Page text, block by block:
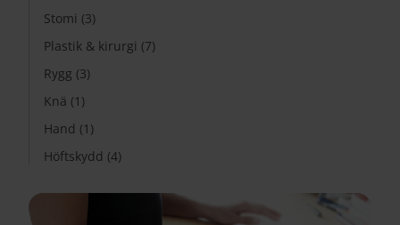
Stomi (3)
Plastik & kirurgi (7)
Rygg (3)
Knä (1)
Hand (1)
Höftskydd (4)